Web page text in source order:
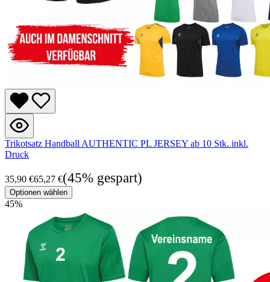
Trikotsatz Handball AUTHENTIC PL JERSEY ab 10 Stk. inkl.
Druck
35,90 €65,27 €(45% gespart)
Optionen wählen
45%